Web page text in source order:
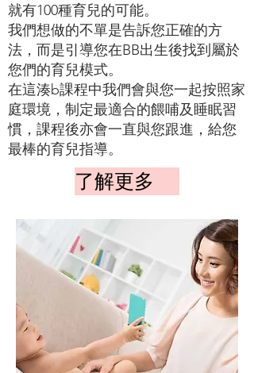
就有100種育兒的可能。
我們想做的不單是告訴您正確的方
法，而是引導您在BB出生後找到屬於
您們的育兒模式。
在這湊b課程中我們會與您一起按照家
庭環境，制定最適合的餵哺及睡眠習
慣，課程後亦會一直與您跟進，給您
最棒的育兒指導。
了解更多